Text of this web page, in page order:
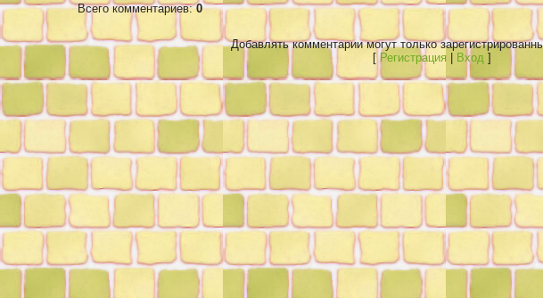
Всего комментариев:0
Добавлять комментарии могут только
[Регистрация Вход ]